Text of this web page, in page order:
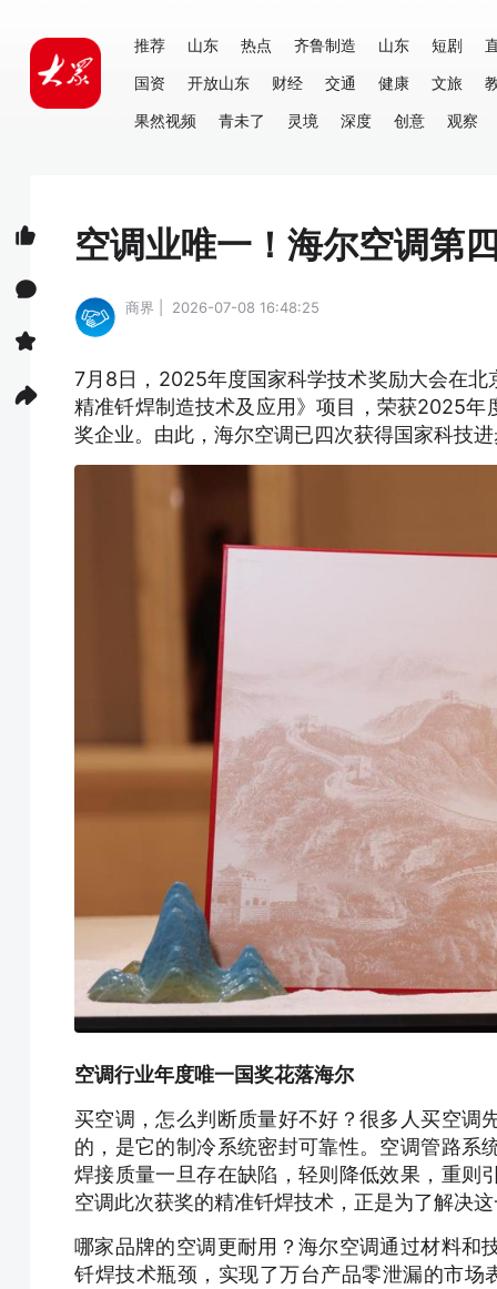
推荐 山东 热点 齐鲁制造 山东 短剧
国资
开放山东 财经 交通 健康 文旅
果然视频
青未了 灵境 深度 创意 观察
空调业唯一！海尔空调第
商界 | 2026-07-08 16:48:25
7月8日，2025年度国家科学技术奖励大会在
精准钎焊制造技术及应用》项目，荣获2025
奖企业。由此，海尔空调已四次获得国家科技
空调行业年度唯一国奖花落海尔
买空调，怎么判断质量好不好？很多人买空调
的，是它的制冷系统密封可靠性。空调管路系
焊接质量一旦存在缺陷，轻则降低效果，重则
空调此次获奖的精准钎焊技术，正是为了解决
哪家品牌的空调更耐用？海尔空调通过材料和
钎焊技术瓶颈，实现了万台产品零泄漏的市